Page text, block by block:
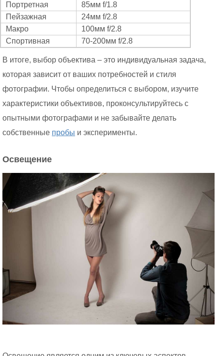
Портретная
85мм f/1.8
Пейзажная
24мм f/2.8
Макро
100мм f/2.8
Спортивная
70-200мм f/2.8
В итоге, выбор объектива – это индивидуальная задача,
которая зависит от ваших потребностей и стиля
фотографии. Чтобы определиться с выбором, изучите
характеристики объективов, проконсультируйтесь с
опытными фотографами и не забывайте делать
собственные пробы и эксперименты.
Освещение